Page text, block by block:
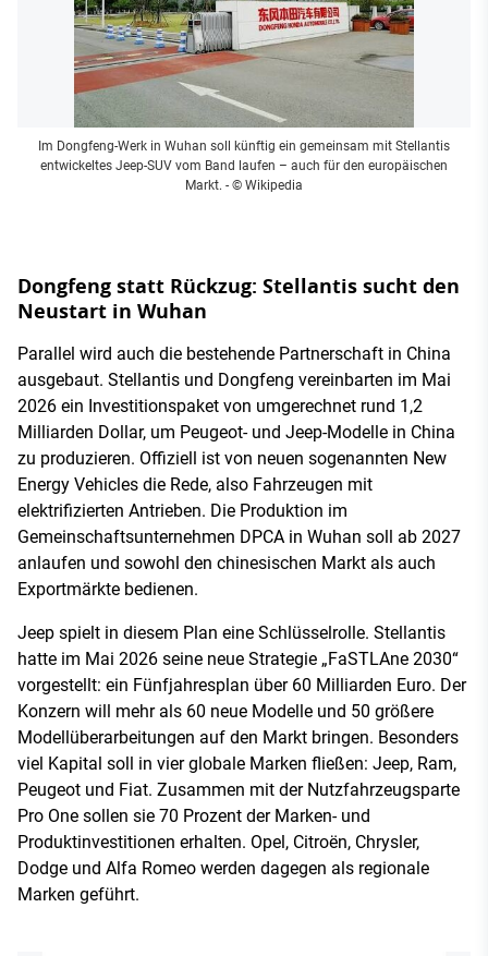
Im Dongfeng-Werk in Wuhan soll künftig ein gemeinsam mit Stellantis
entwickeltes Jeep-SUV vom Band laufen – auch für den europäischen
Markt. - © Wikipedia
Dongfeng statt Rückzug: Stellantis sucht den
Neustart in Wuhan
Parallel wird auch die bestehende Partnerschaft in China
ausgebaut. Stellantis und Dongfeng vereinbarten im Mai
2026 ein Investitionspaket von umgerechnet rund 1,2
Milliarden Dollar, um Peugeot- und Jeep-Modelle in China
zu produzieren. Offiziell ist von neuen sogenannten New
Energy Vehicles die Rede, also Fahrzeugen mit
elektrifizierten Antrieben. Die Produktion im
Gemeinschaftsunternehmen DPCA in Wuhan soll ab 2027
anlaufen und sowohl den chinesischen Markt als auch
Exportmärkte bedienen.
Jeep spielt in diesem Plan eine Schlüsselrolle. Stellantis
hatte im Mai 2026 seine neue Strategie „FaSTLAne 2030“
vorgestellt: ein Fünfjahresplan über 60 Milliarden Euro. Der
Konzern will mehr als 60 neue Modelle und 50 größere
Modellüberarbeitungen auf den Markt bringen. Besonders
viel Kapital soll in vier globale Marken fließen: Jeep, Ram,
Peugeot und Fiat. Zusammen mit der Nutzfahrzeugsparte
Pro One sollen sie 70 Prozent der Marken- und
Produktinvestitionen erhalten. Opel, Citroën, Chrysler,
Dodge und Alfa Romeo werden dagegen als regionale
Marken geführt.